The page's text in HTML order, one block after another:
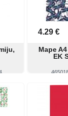
4.29 €
Mape
EK
Skatīt